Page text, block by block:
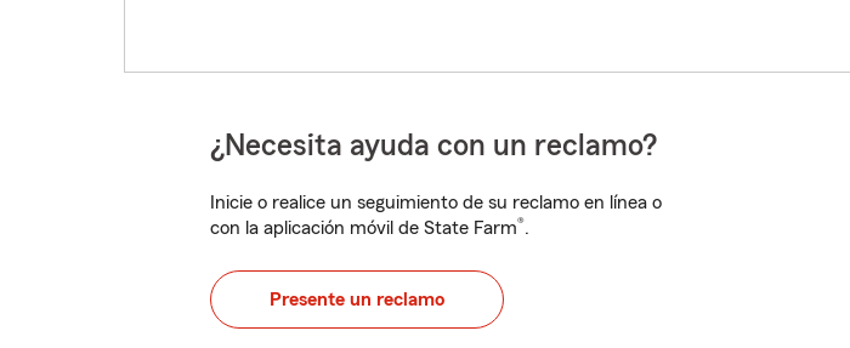
¿Necesita ayuda con un reclamo?
Inicie o realice un seguimiento de su reclamo en línea o
con la aplicación móvil de State Farm®.
Presente un reclamo